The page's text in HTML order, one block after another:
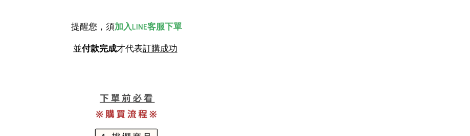
提醒您，須加入LINE客服下單
並付款完成才代表訂購成功